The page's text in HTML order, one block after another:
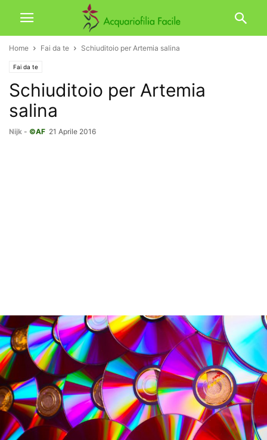
Home Fai da te Schiuditoio per Artemia salina
Fai da te
Schiuditoio per Artemia
salina
Nijk - ©AF 21 Aprile 2016